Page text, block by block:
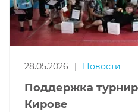
28.05.2026 Новости
Поддержка
Кирове